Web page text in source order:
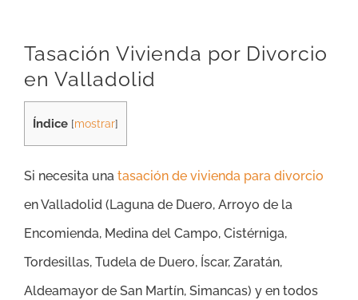
Tasación Vivienda por Divorcio
en Valladolid
Índice [mostrar]
Si necesita una tasación de vivienda para divorcio
en Valladolid (Laguna de Duero, Arroyo de la
Encomienda, Medina del Campo, Cistérniga,
Tordesillas, Tudela de Duero, Íscar, Zaratán,
Aldeamayor de San Martín, Simancas) y en todos